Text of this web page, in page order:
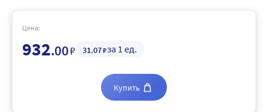
Цена:
932.00₽ 31.07₽за 1 ед.
Купить